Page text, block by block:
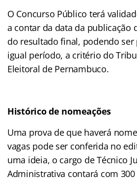
O Concurso Público terá
a contar da data da publicação
do resultado final, podendo
igual período, a critério do
Eleitoral de Pernambuco.
Histórico de nomeações
Uma prova de que haverá
vagas pode ser conferida no
uma ideia, o cargo de Técnico
Administrativa contará com